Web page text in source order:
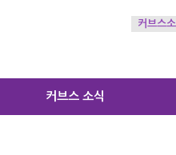
커브스
커브스 소식